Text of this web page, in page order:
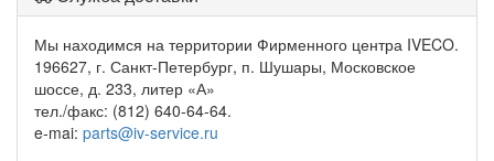
Мы находимся на территории Фирменного центра IVECO.
196627, г. Санкт-Петербург, п. Шушары, Московское
шоссе, д. 233, литер «А»
тел./факс: (812) 640-64-64.
e-mai: parts@iv-service.ru